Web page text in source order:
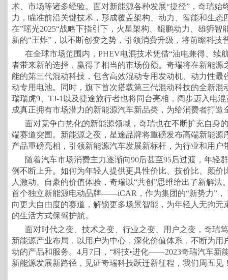
术、市场等诸多经验。面对新能源各种发展“捷径”，奇瑞始
力，瞄准前沿关键技术，形成覆盖架构、动力、智能和生态
在”瑶光2025“战略下指引下，火星架构、鲲鹏动力、雄狮智
新的“王炸”，以不断创变之势，引领消费升级，将前瞻科技
在全球市场范围内，PHEV电混技术凭借“油电兼得、续
者带来新的选择，赢得了相当的市场份额。奇瑞将在新能源
能的第三代混动科技，包含高效混动专用发动机、动力性最
动专用电池。同时，旗下首次搭载第三代混动科技的全新
瑞瑞虎9、TJ-1以及捷途旅行者也将同台亮相，阔步迈入电
成真正拥有市场潜力的新能源汽车新品类，为给消费者打造
面对竞争白热化的新能源领域，奇瑞也在不断扩充自身
端赛道突围。新能源之夜，星途品牌将重磅发布高端新能源
产品重磅亮相，引领新能源汽车发展新标杆，为行业和用户
随着汽车市场消费主力逐渐向90后甚至95后过渡，年轻
例不断上升。如何为年轻人提供更具性价比、技价比、颜价
人激动、自豪的价值体验，奇瑞以“共创”思维给出了新解法
首个独立新能源电动品牌——iCAR，作为集团的“新势力”，
向更大自由度的赛道，解锁更多场景智能，为年轻人无拘无
的生活方式保驾护航。
面对时代之变、技术之变、行业之变、用户之变，奇瑞
新能源产业布局，以用户为中心，深化价值体系，不断为用
动的产品和服务。4月7日，“科技•进化——2023奇瑞汽车新
新能源发展新路径，见证奇瑞科技跃迁新征程，我们周五见